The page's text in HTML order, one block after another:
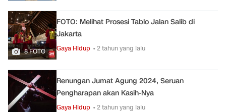
8 FOTO
FOTO: Melihat Prosesi Tablo Jalan Salib di
Jakarta
Gaya Hidup • 2 tahun yang lalu
Renungan Jumat Agung 2024, Seruan
Pengharapan akan Kasih-Nya
Gaya Hidup • 2 tahun yang lalu